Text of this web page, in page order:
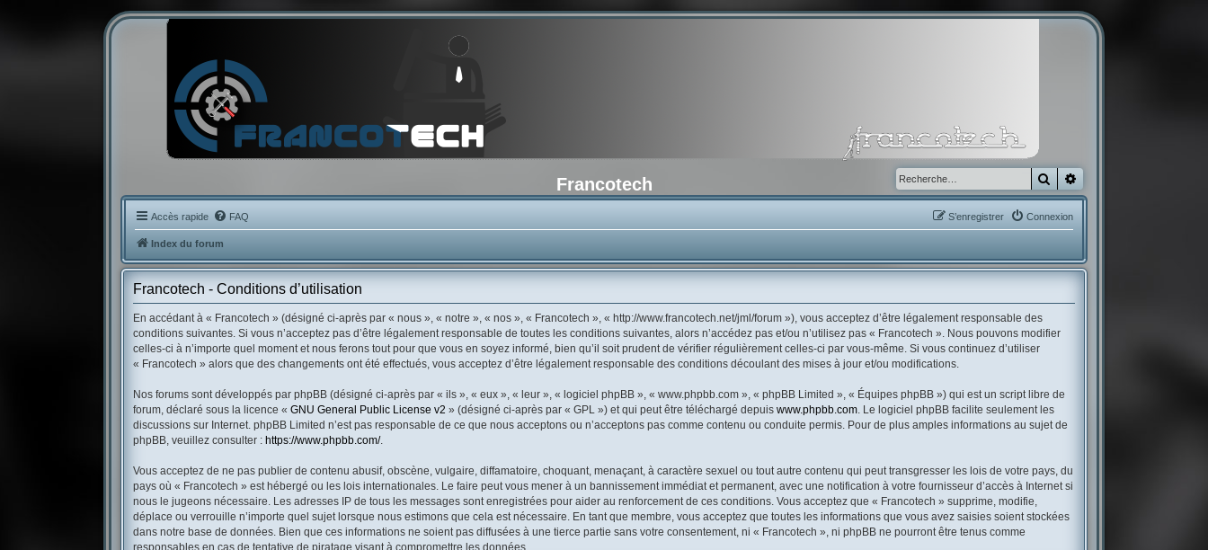
Francotech Rechercher
Accès rapide FAQ Connexion
S’enregistrer
Index du forum
Francotech - Conditions d’utilisation
En accédant à « Francotech » (désigné ci-après par « nous », « notre », « nos », « Francotech », « http://www.francotech.net/jml/forum »), vous acceptez d’être légalement responsable des
conditions suivantes. Si vous n’acceptez pas d’être légalement responsable de toutes les conditions suivantes, alors n’accédez pas et/ou n’utilisez pas « Francotech ». Nous pouvons modifier
celles-ci à n’importe quel moment et nous ferons tout pour que vous en soyez informé, bien qu’il soit prudent de vérifier régulièrement celles-ci par vous-même. Si vous continuez d’utiliser
« Francotech » alors que des changements ont été effectués, vous acceptez d’être légalement responsable des conditions découlant des mises à jour et/ou modifications.
Nos forums sont développés par phpBB (désigné ci-après par « ils », « eux », « leur », « logiciel phpBB », « www.phpbb.com », « phpBB Limited », « Équipes phpBB ») qui est un script libre de
forum, déclaré sous la licence «GNU General Public License v2 » (désigné ci-après par « GPL ») et qui peut être téléchargé depuiswww.phpbb.com. Le logiciel phpBB facilite seulement les
discussions sur Internet. phpBB Limited n’est pas responsable de ce que nous acceptons ou n’acceptons pas comme contenu ou conduite permis. Pour de plus amples informations au sujet de
phpBB, veuillez consulter : https://www.phpbb.com/.
Vous acceptez de ne pas publier de contenu abusif, obscène, vulgaire, diffamatoire, choquant, menaçant, à caractère sexuel ou tout autre contenu qui peut transgresser les lois de votre pays, du
pays où « Francotech » est hébergé ou les lois internationales. Le faire peut vous mener à un bannissement immédiat et permanent, avec une notification à votre fournisseur d’accès à Internet si
nous le jugeons nécessaire. Les adresses IP de tous les messages sont enregistrées pour aider au renforcement de ces conditions. Vous acceptez que « Francotech » supprime, modifie,
déplace ou verrouille n’importe quel sujet lorsque nous estimons que cela est nécessaire. En tant que membre, vous acceptez que toutes les informations que vous avez saisies soient stockées
dans notre base de données. Bien que ces informations ne soient pas diffusées à une tierce partie sans votre consentement, ni « Francotech », ni phpBB ne pourront être tenus comme